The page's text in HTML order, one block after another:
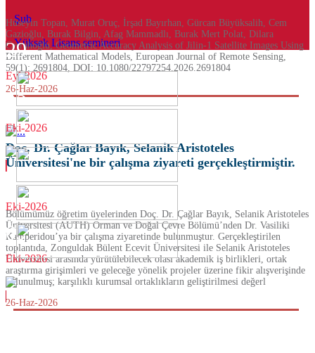
Şub
Yüksek Lisans semineri
Hüseyin Topan, Murat Oruç, İrşad Bayırhan, Gürcan Büyüksalih, Cem
Gazioğlu, Burak Bilgin, Afag Mammadlı, Burak Mert Polat, Dilara
Cerrahoğlu, Geometric Accuracy Analysis of Jilin-1 Satellite Images Using
Different Mathematical Models, European Journal of Remote Sensing,
59(1): 2691804, DOI: 10.1080/22797254.2026.2691804
26-Haz-2026
Doç. Dr. Çağlar Bayık, Selanik Aristoteles
Üniversitesi'ne bir çalışma ziyareti gerçekleştirmiştir.
Bölümümüz öğretim üyelerinden Doç. Dr. Çağlar Bayık, Selanik Aristoteles
Üniversitesi (AUTH) Orman ve Doğal Çevre Bölümü’nden Dr. Vasiliki
Kamperidou’ya bir çalışma ziyaretinde bulunmuştur. Gerçekleştirilen
toplantıda, Zonguldak Bülent Ecevit Üniversitesi ile Selanik Aristoteles
Üniversitesi arasında yürütülebilecek olası akademik iş birlikleri, ortak
araştırma girişimleri ve geleceğe yönelik projeler üzerine fikir alışverişinde
bulunulmuş; karşılıklı kurumsal ortaklıkların geliştirilmesi değerl
26-Haz-2026
29
Eyl-2026
02
Eki-2026
07
Eki-2026
09
Eki-2026